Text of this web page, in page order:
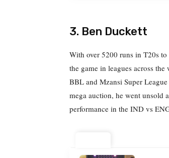
3. Ben Duckett
With over 5200 runs in T20s
the game in leagues across
BBL and Mzansi Super
mega auction, he went unsold
performance in the IND vs